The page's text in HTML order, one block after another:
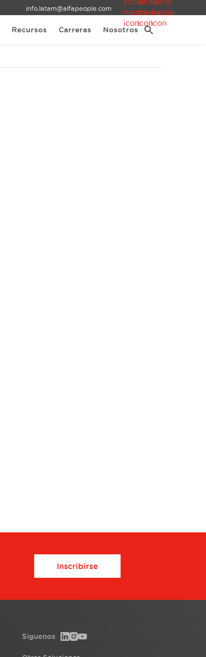
info.latam@alfapeople.com
Recursos Carreras Nosotros
Inscribirse
Síguenos